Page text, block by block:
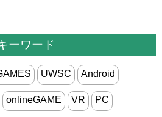
ーワード
UWSC Android
onlineGAME VR PC